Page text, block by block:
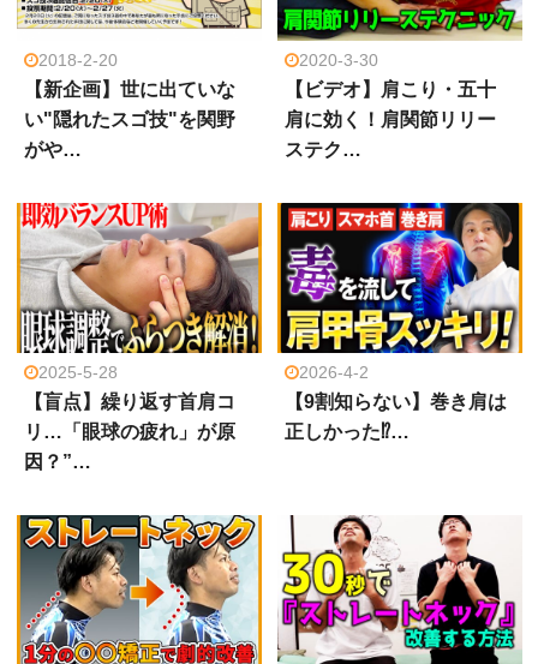
2018-2-20
【新企画】世に出ていな
い"隠れたスゴ技"を関野
がや…
2020-3-30
【ビデオ】肩こり・五十
肩に効く！肩関節リリー
ステク…
2025-5-28
【盲点】繰り返す首肩コ
リ…「眼球の疲れ」が原
因？”…
2026-4-2
【9割知らない】巻き肩は
正しかった⁉…